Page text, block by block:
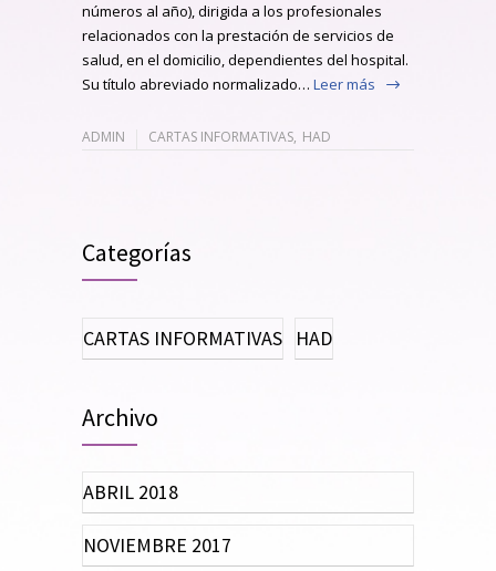
números al año), dirigida a los profesionales
relacionados con la prestación de servicios de
salud, en el domicilio, dependientes del hospital.
Su título abreviado normalizado… Leer más
ADMIN CARTAS INFORMATIVAS, HAD
Categorías
CARTAS INFORMATIVAS HAD
Archivo
ABRIL 2018
NOVIEMBRE 2017